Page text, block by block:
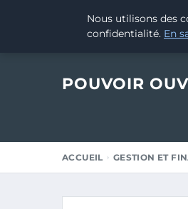
11 MAI 2026
POUVOIR
ACCUEIL GESTION ET
Nous utilisons des
confidentialité. En